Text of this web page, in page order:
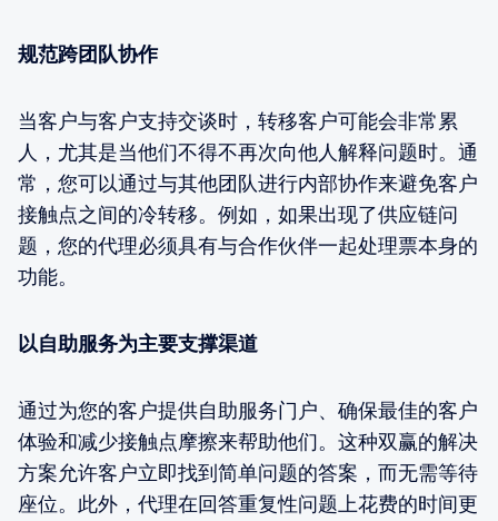
规范跨团队协作
当客户与客户支持交谈时，转移客户可能会非常累
人，尤其是当他们不得不再次向他人解释问题时。通
常，您可以通过与其他团队进行内部协作来避免客户
接触点之间的冷转移。例如，如果出现了供应链问
题，您的代理必须具有与合作伙伴一起处理票本身的
功能。
以自助服务为主要支撑渠道
通过为您的客户提供自助服务门户、确保最佳的客户
体验和减少接触点摩擦来帮助他们。这种双赢的解决
方案允许客户立即找到简单问题的答案，而无需等待
座位。此外，代理在回答重复性问题上花费的时间更